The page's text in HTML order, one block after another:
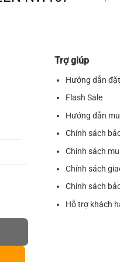
UGREEN NW107 số lượng
Trợ giúp
Hướng dẫn
Flash Sale
Hướng dẫn
Chính sách
Chính sách
Chính sách
Chính sách
Hỗ trợ khách